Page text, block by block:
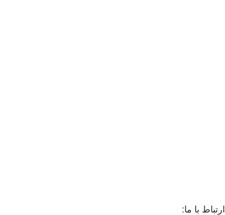
ارتباط با ما: